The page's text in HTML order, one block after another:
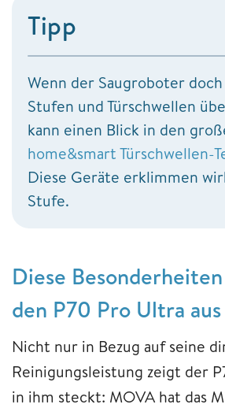
Tipp
Wenn der Saugroboter
Stufen und Türschwellen
kann einen Blick in den
home&smart Türschwellen-
Diese Geräte erklimmen
Stufe.
Diese
den P70 Pro Ultra aus
Nicht nur in Bezug auf seine
Reinigungsleistung zeigt der
in ihm steckt: MOVA hat das